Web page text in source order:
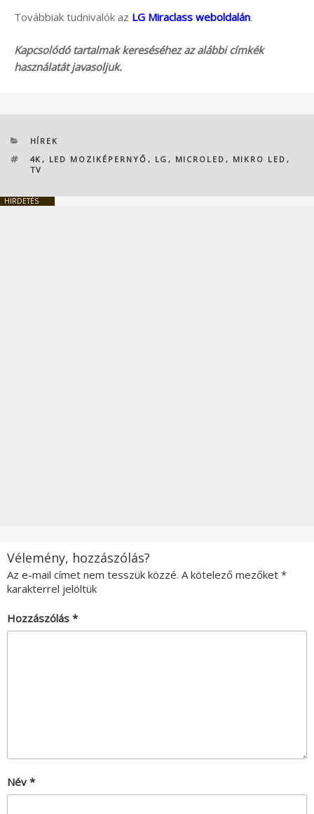
Továbbiak tudnivalók az LG Miraclass weboldalán.
Kapcsolódó tartalmak kereséséhez az alábbi címkék
használatát javasoljuk.
KATEGÓRIÁK
HÍREK
CÍMKÉK
4K , LED MOZIKÉPERNYŐ , LG , MICROLED , MIKRO LED ,
TV
HIRDETÉS
Vélemény, hozzászólás?
Az e-mail címet nem tesszük közzé. A kötelező mezőket *
karakterrel jelöltük
Hozzászólás *
Név *